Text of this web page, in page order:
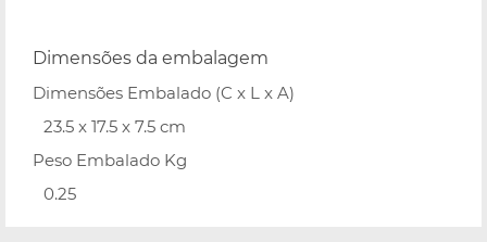
Dimensões da embalagem
Dimensões Embalado (C x L x A)
23.5 x 17.5 x 7.5 cm
Peso Embalado Kg
0.25